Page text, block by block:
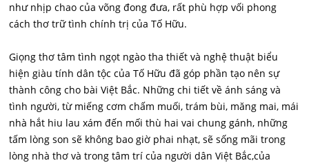
như nhịp chao của võng đong đưa, rất phù hợp vối phong
cách thơ trữ tình chính trị của Tố Hữu.
Giọng thơ tâm tình ngọt ngào tha thiết và nghệ thuật biểu
hiện giàu tính dân tộc của Tố Hữu đã góp phần tạo nên sự
thành công cho bài Việt Bắc. Những chi tiết về ánh sáng và
tình người, từ miếng cơm chấm muối, trám bùi, măng mai, mái
nhà hắt hiu lau xám đến mối thù hai vai chung gánh, những
tấm lòng son sẽ không bao giờ phai nhạt, sẽ sống mãi trong
lòng nhà thơ và trong tâm trí của người dân Việt Bắc,của